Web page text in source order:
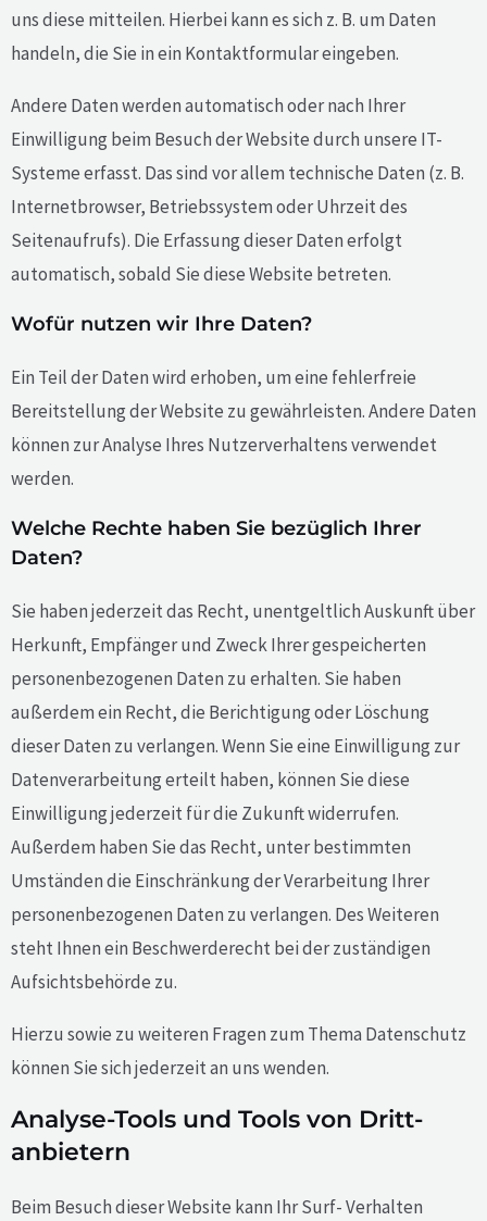
uns diese mitteilen. Hierbei kann es sich z. B. um Daten
handeln, die Sie in ein Kontaktformular eingeben.
Andere Daten werden automatisch oder nach Ihrer
Einwilligung beim Besuch der Website durch unsere IT-
Systeme erfasst. Das sind vor allem technische Daten (z. B.
Internetbrowser, Betriebssystem oder Uhrzeit des
Seitenaufrufs). Die Erfassung dieser Daten erfolgt
automatisch, sobald Sie diese Website betreten.
Wofür nutzen wir Ihre Daten?
Ein Teil der Daten wird erhoben, um eine fehlerfreie
Bereitstellung der Website zu gewährleisten. Andere Daten
können zur Analyse Ihres Nutzerverhaltens verwendet
werden.
Welche Rechte haben Sie bezüglich Ihrer
Daten?
Sie haben jederzeit das Recht, unentgeltlich Auskunft über
Herkunft, Empfänger und Zweck Ihrer gespeicherten
personenbezogenen Daten zu erhalten. Sie haben
außerdem ein Recht, die Berichtigung oder Löschung
dieser Daten zu verlangen. Wenn Sie eine Einwilligung zur
Datenverarbeitung erteilt haben, können Sie diese
Einwilligung jederzeit für die Zukunft widerrufen.
Außerdem haben Sie das Recht, unter bestimmten
Umständen die Einschränkung der Verarbeitung Ihrer
personenbezogenen Daten zu verlangen. Des Weiteren
steht Ihnen ein Beschwerderecht bei der zuständigen
Aufsichtsbehörde zu.
Hierzu sowie zu weiteren Fragen zum Thema Datenschutz
können Sie sich jederzeit an uns wenden.
Analyse-Tools und Tools von Dritt­
anbietern
Beim Besuch dieser Website kann Ihr Surf- Verhalten